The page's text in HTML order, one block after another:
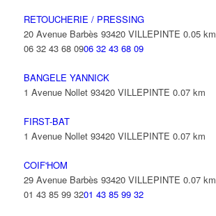
RETOUCHERIE / PRESSING
20 Avenue Barbès 93420 VILLEPINTE 0.05 km
06 32 43 68 0906 32 43 68 09
BANGELE YANNICK
1 Avenue Nollet 93420 VILLEPINTE 0.07 km
FIRST-BAT
1 Avenue Nollet 93420 VILLEPINTE 0.07 km
COIF'HOM
29 Avenue Barbès 93420 VILLEPINTE 0.07 km
01 43 85 99 3201 43 85 99 32